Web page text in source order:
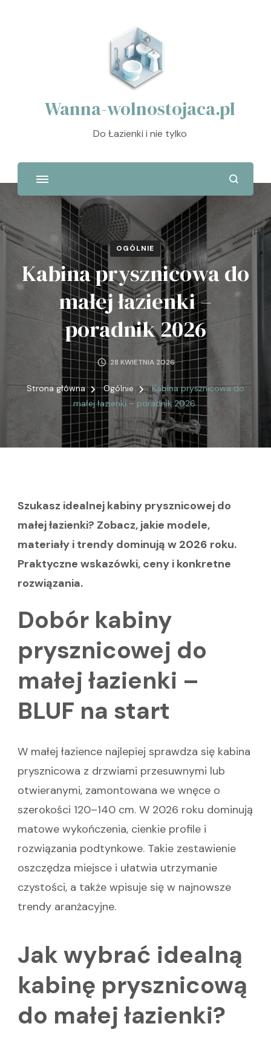
Wanna-wolnostojaca.pl
Do Łazienki i nie tylko
OGÓLNIE
Kabina prysznicowa do
małej łazienki –
poradnik 2026
28 KWIETNIA 2026
Strona główna Ogólnie
Kabina prysznicowa do
małej łazienki – poradnik 2026
Szukasz idealnej kabiny prysznicowej do
małej łazienki? Zobacz, jakie modele,
materiały i trendy dominują w 2026 roku.
Praktyczne wskazówki, ceny i konkretne
rozwiązania.
Dobór kabiny
prysznicowej do
małej łazienki –
BLUF na start
W małej łazience najlepiej sprawdza się kabina
prysznicowa z drzwiami przesuwnymi lub
otwieranymi, zamontowana we wnęce o
szerokości 120–140 cm. W 2026 roku dominują
matowe wykończenia, cienkie profile i
rozwiązania podtynkowe. Takie zestawienie
oszczędza miejsce i ułatwia utrzymanie
czystości, a także wpisuje się w najnowsze
trendy aranżacyjne.
Jak wybrać idealną
kabinę prysznicową
do małej łazienki?